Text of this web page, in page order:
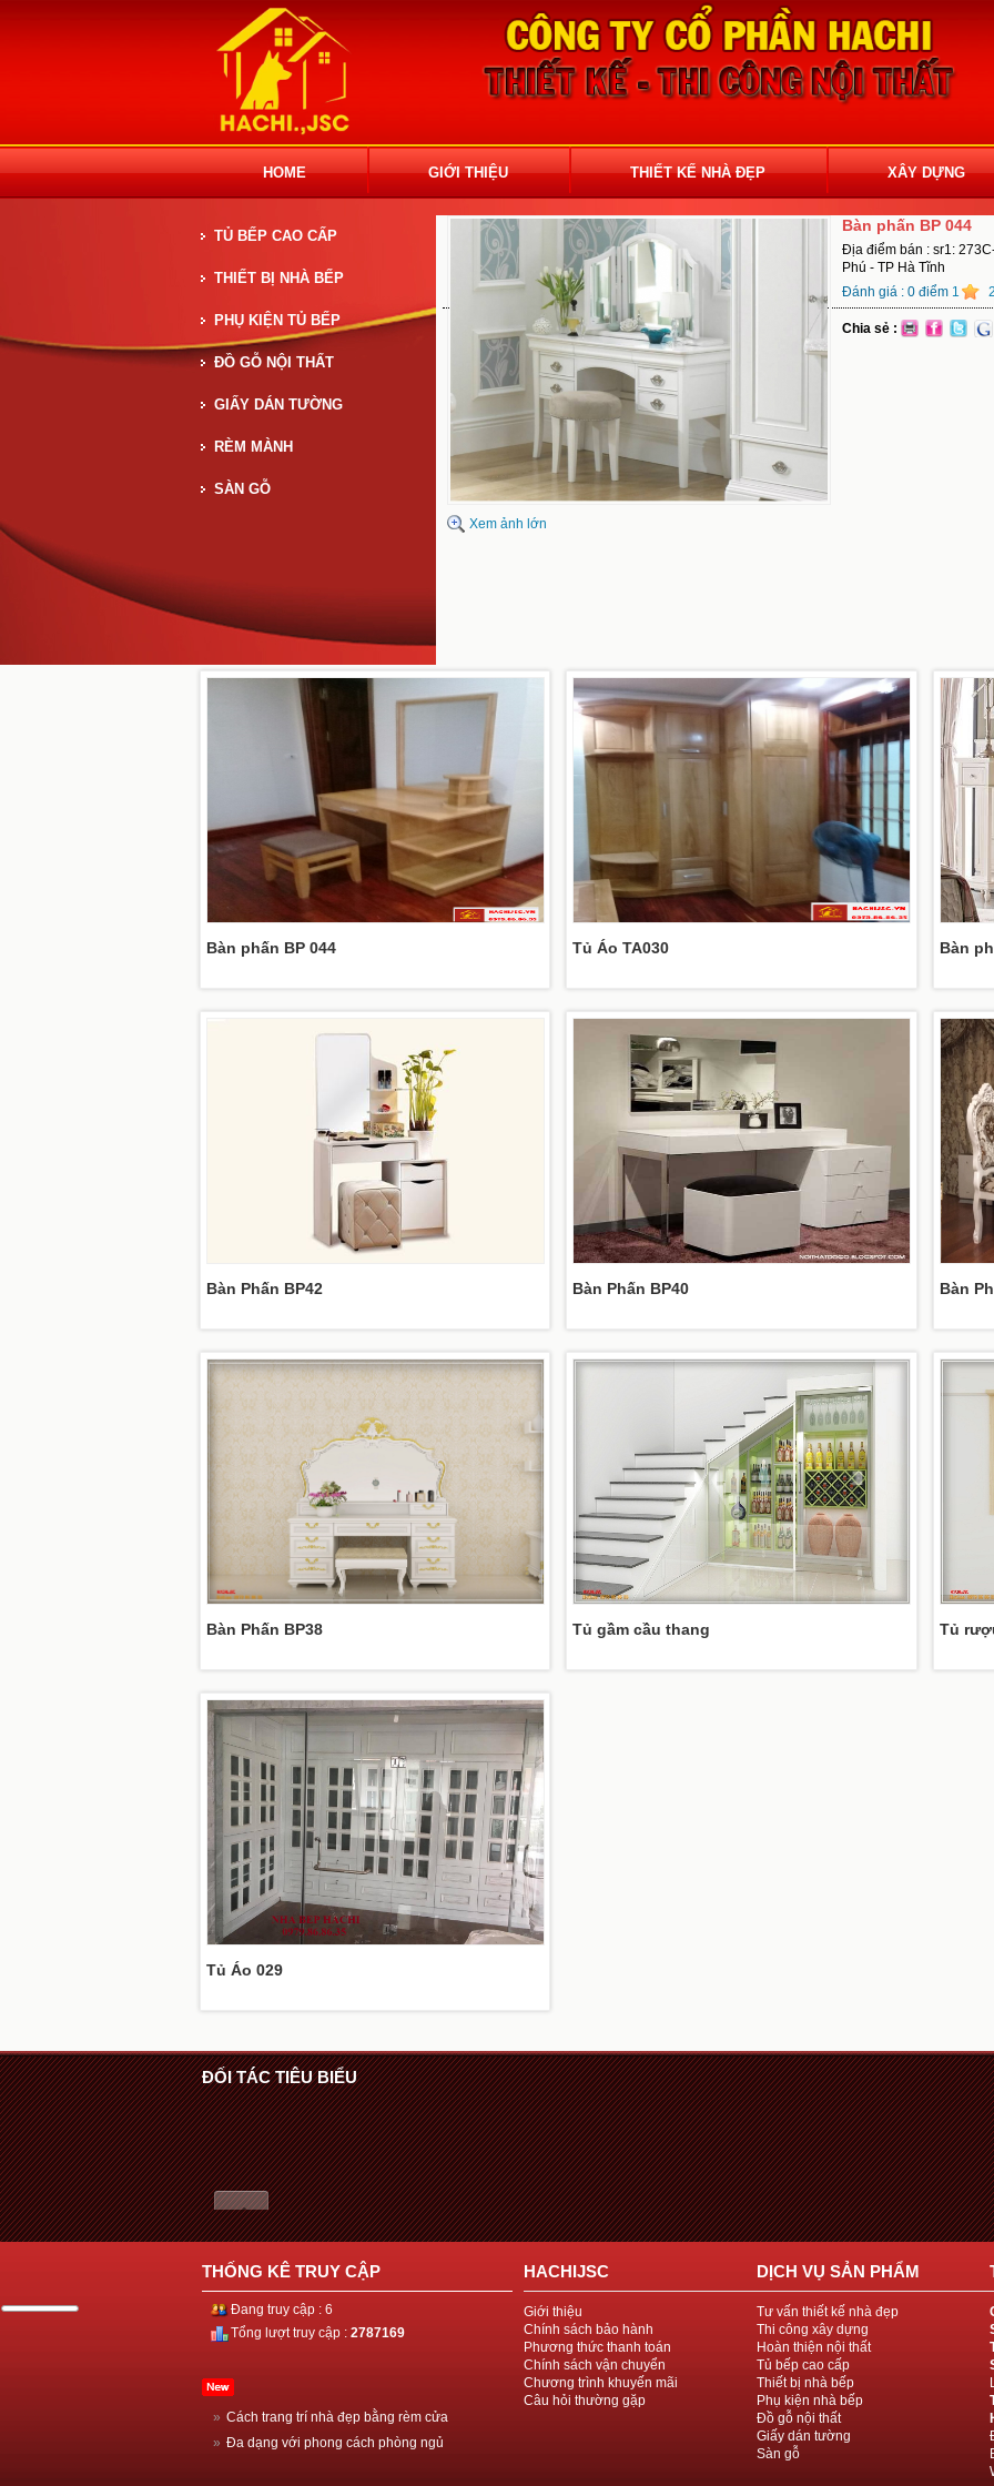
HOME GIỚI THIỆU THIẾT KẾ NHÀ ĐẸP XÂY DỰNG
TỦ BẾP CAO CẤP
THIẾT BỊ NHÀ BẾP
PHỤ KIỆN TỦ BẾP
ĐỒ GỖ NỘI THẤT
GIẤY DÁN TƯỜNG
RÈM MÀNH
SÀN GỖ
Xem ảnh lớn
Bàn phấn BP 044
Địa điểm bán : sr1:
Phú - TP Hà Tĩnh
Đánh giá : 0 điểm 1
Chia sẻ :
Bàn phấn BP 044 Tủ Áo TA030 Bàn
Bàn Phấn BP42 Bàn Phấn BP40 Bàn
Bàn Phấn BP38 Tủ gầm cầu thang Tủ
Tủ Áo 029
ĐỐI TÁC TIÊU BIỂU
THỐNG KÊ TRUY CẬP
Đang truy cập : 6
Tổng lượt truy cập : 2787169
» Cách trang trí nhà đẹp bằng rèm cửa
» Đa dạng với phong cách phòng ngủ
HACHIJSC
Giới thiệu
Chính sách bảo hành
Phương thức thanh toán
Chính sách vận chuyển
Chương trình khuyến mãi
Câu hỏi thường gặp
DỊCH VỤ SẢN PHẨM
Tư vấn thiết kế nhà đẹp
Thi công xây dựng
Hoàn thiện nội thất
Tủ bếp cao cấp
Thiết bị nhà bếp
Phụ kiện nhà bếp
Đồ gỗ nội thất
Giấy dán tường
Sàn gỗ